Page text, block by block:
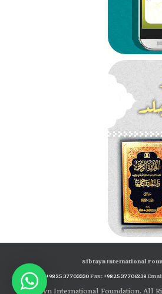
Sibtayn International
Tel:
+98 25 37703330Fax:+98 25 37706238